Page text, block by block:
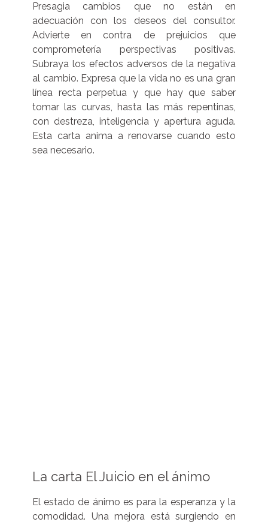
Presagia cambios que no están en
adecuación con los deseos del consultor.
Advierte en contra de prejuicios que
comprometería perspectivas positivas.
Subraya los efectos adversos de la negativa
al cambio. Expresa que la vida no es una gran
línea recta perpetua y que hay que saber
tomar las curvas, hasta las más repentinas,
con destreza, inteligencia y apertura aguda.
Esta carta anima a renovarse cuando esto
sea necesario.
La carta El Juicio en el ánimo
El estado de ánimo es para la esperanza y la
comodidad. Una mejora está surgiendo en